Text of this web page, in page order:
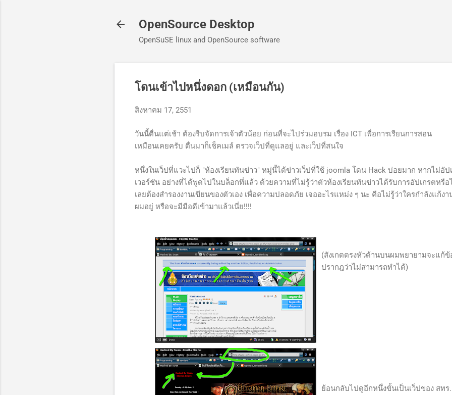
OpenSource Desktop
OpenSuSE linux and OpenSource software
โดนเข้าไปหนึ่งดอก (เหมือนกัน)
สิงหาคม 17, 2551
วันนี้ตื่นแต่เช้า ต้องรีบจัดการเจ้าตัวน้อย ก่อนที่จะไปร่วมอบรม เรื่อง ICT เพื่อการเรียนการสอน
เหมือนเคยครับ ตื่นมาก็เช็คเมล์ ตรวจเว็ปที่ดูแลอยู่ และเว็ปที่สนใจ
หนึ่งในเว็ปที่แวะไปก็ "ห้องเรียนทันข่าว" หมู่นี้ได้ข่าวเว็ปที่ใช้ joomla โดน Hack บ่อยมาก หากไม่อัป
เวอร์ชัน อย่างที่ได้พูดไปในบล็อกที่แล้ว ด้วยความที่ไม่รู้ว่าตัวห้องเรียนทันข่าวได้รับการอัปเกรตหรือ
เลยต้องสำรองงานเขียนของตัวเอง เพื่อความปลอดภัย เจออะไรแหม่ง ๆ นะ คือไม่รู้ว่าใครกำลังแก้งา
ผมอยู่ หรือจะมีมือดีเข้ามาแล้วเนี่ย!!!!
(สังเกตตรงหัวด้านบนผมพยายามจะแก้ข้
ปรากฎว่าไม่สามารถทำได้)
ย้อนกลับไปดูอีกหนึ่งขั้นเป็นเว็ปของ สทร.